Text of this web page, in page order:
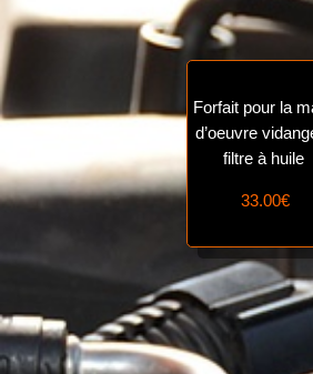
Forfait pour la
d’oeuvre
filtre à huile
33.00€